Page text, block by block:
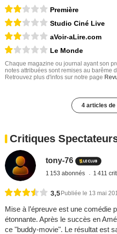
Première
Studio Ciné Live
aVoir-aLire.com
Le Monde
Chaque magazine ou journal ayant son
notes attribuées sont remises au barême
Retrouvez plus d'infos sur notre page
4 articles de
Critiques
tony-76
1 153 abonnés 1 411
3,5 Publiée le 13 mai
Mise à l’épreuve est une comédie
étonnante. Après le succès en
ce "buddy-movie". Le résultat est